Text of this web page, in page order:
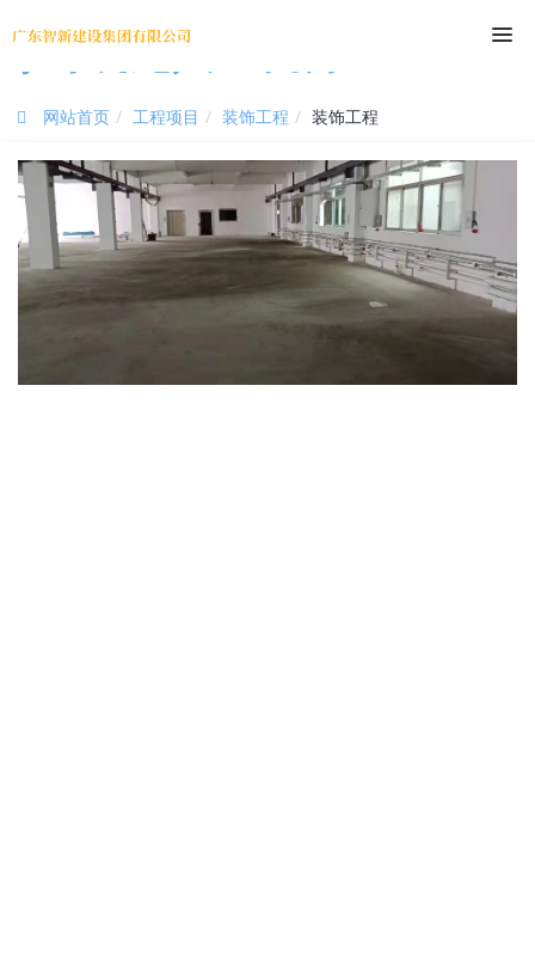
尊时凯龙人生就博
网站首页 工程项目 装饰工程 装饰工程